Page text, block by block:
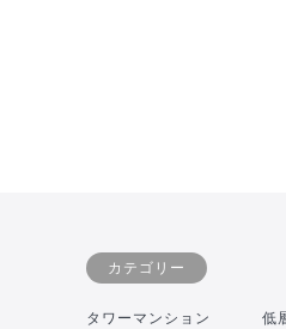
カテゴリー
タワーマンション 低